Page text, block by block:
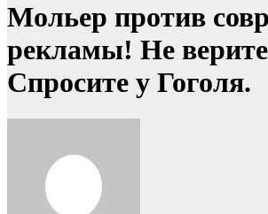
Мольер против
рекламы! Не
Спросите у Гоголя.